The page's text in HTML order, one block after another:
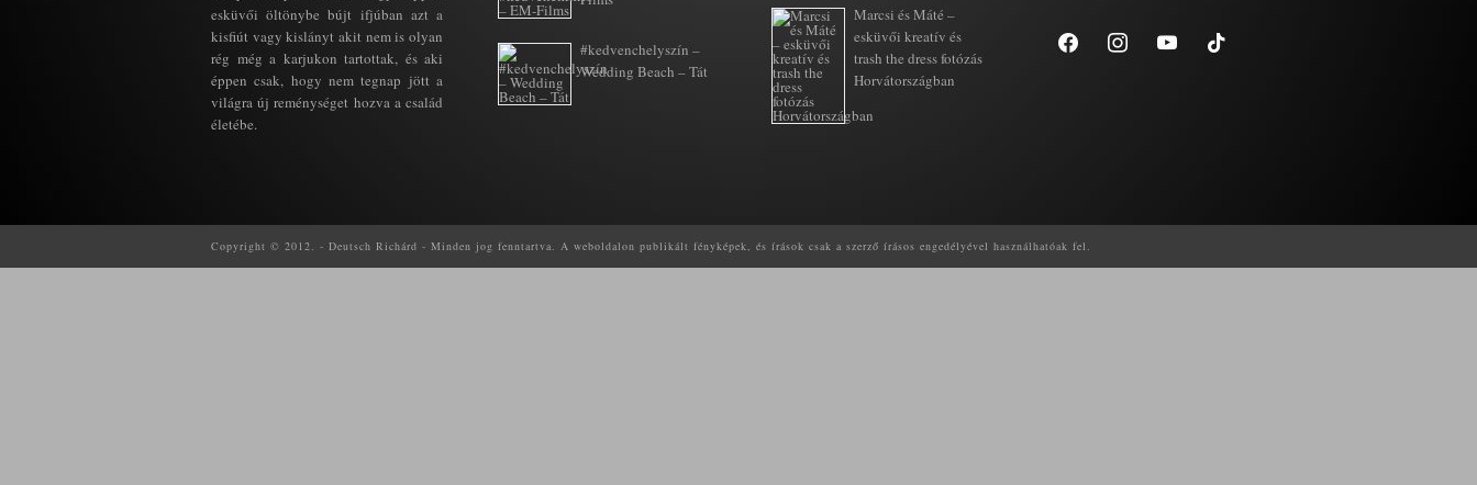
esküvői öltönybe bújt ifjúban azt a
kisfiút vagy kislányt akit nem is olyan
rég még a karjukon tartottak, és aki
éppen csak, hogy nem tegnap jött a
világra új reménységet hozva a család
életébe.
#kedvenchelyszín –
Wedding Beach – Tát
Marcsi és Máté –
esküvői kreatív és
trash the dress fotózás
Horvátországban
facebook instagram youtube tiktok
Copyright © 2012. - Deutsch Richárd - Minden jog fenntartva. A weboldalon publikált fényképek, és írások csak a szerző írásos engedélyével használhatóak fel.